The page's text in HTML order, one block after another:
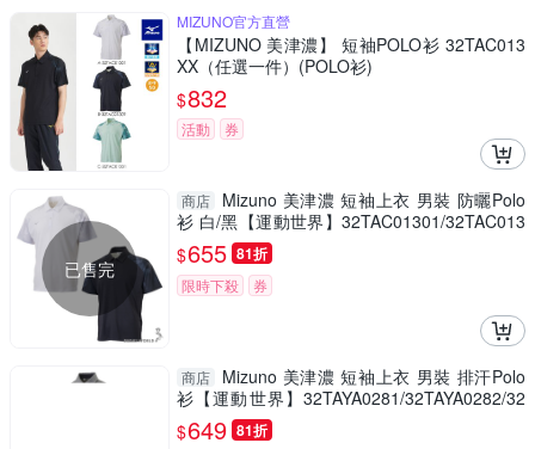
MIZUNO官方直營
【MIZUNO 美津濃】 短袖POLO衫 32TAC013
XX（任選一件）(POLO衫)
$832
活動 券
已售完
商店
Mizuno 美津濃 短袖上衣 男裝 防曬Polo
衫 白/黑【運動世界】32TAC01301/32TAC013
09
$655 81折
限時下殺 券
商店
Mizuno 美津濃 短袖上衣 男裝 排汗Polo
衫【運動世界】32TAYA0281/32TAYA0282/32
TAYA0283
$649 81折